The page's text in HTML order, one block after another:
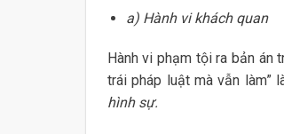
a) Hành vi khách quan
Hành vi phạm tội ra bản án
trái pháp luật mà vẫn làm”
hình sự.